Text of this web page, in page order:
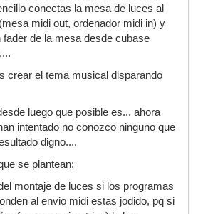
conectas la mesa de luces al
midi out, ordenador midi in) y
de la mesa desde cubase
crear el tema musical disparando
luego que posible es... ahora
intentado no conozco ninguno que
digno....
se plantean:
montaje de luces si los programas
al envio midi estas jodido, pq si